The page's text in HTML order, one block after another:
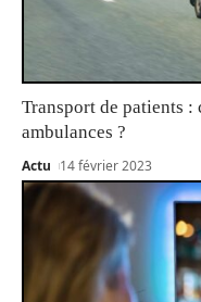
Transport de patients :
ambulances ?
Actu 14 février 2023